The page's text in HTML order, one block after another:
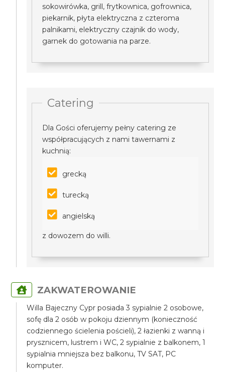
sokowirówka, grill, frytkownica, gofrownica,
piekarnik, płyta elektryczna z czteroma
palnikami, elektryczny czajnik do wody,
garnek do gotowania na parze.
Catering
Dla Gości oferujemy pełny catering ze
współpracujących z nami tawernami z
kuchnią:
grecką
turecką
angielską
z dowozem do willi.
ZAKWATEROWANIE
Willa Bajeczny Cypr posiada 3 sypialnie 2 osobowe,
sofę dla 2 osób w pokoju dziennym (konieczność
codziennego ścielenia pościeli), 2 łazienki z wanną i
prysznicem, lustrem i WC, 2 sypialnie z balkonem, 1
sypialnia mniejsza bez balkonu, TV SAT, PC
komputer.